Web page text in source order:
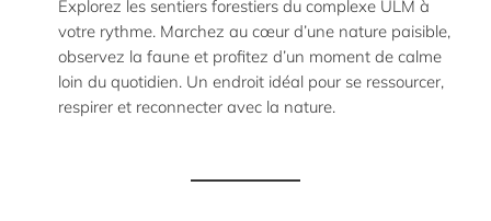
Explorez les sentiers forestiers du complexe ULM à
votre rythme. Marchez au cœur d’une nature paisible,
observez la faune et profitez d’un moment de calme
loin du quotidien. Un endroit idéal pour se ressourcer,
respirer et reconnecter avec la nature.